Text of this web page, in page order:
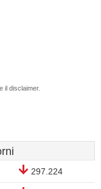
il disclaimer.
297.224